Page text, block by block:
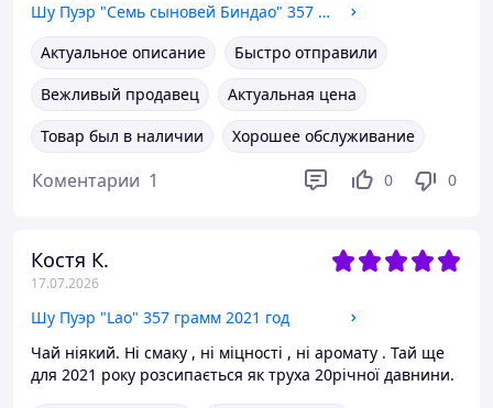
Шу Пуэр "Семь сыновей Биндао" 357 грамм 2012 год
Актуальное описание
Быстро отправили
Вежливый продавец
Актуальная цена
Товар был в наличии
Хорошее обслуживание
Коментарии 1 0 0
Костя К.
17.07.2026
Шу Пуэр "Lao" 357 грамм 2021 год
Чай ніякий. Ні смаку , ні міцності , ні аромату . Тай ще
для 2021 року розсипається як труха 20річної давнини.